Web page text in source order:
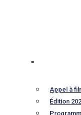
Appel à
Édition